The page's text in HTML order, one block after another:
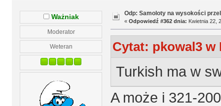
Ważniak
Moderator
Weteran
Odp: Samoloty na wysokości
« Odpowiedź #362 dnia: Kwietnia 22,
Cytat: pkowal3 w
Turkish ma w
A może i 321-